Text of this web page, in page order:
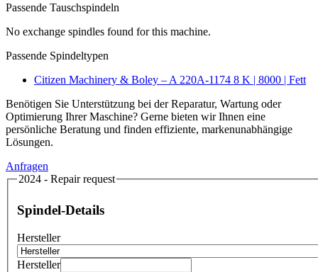
Passende Tauschspindeln
No exchange spindles found for this machine.
Passende Spindeltypen
Citizen Machinery & Boley – A 220A-1174 8 K | 8000 | Fett
Benötigen Sie Unterstützung bei der Reparatur, Wartung oder
Optimierung Ihrer Maschine? Gerne bieten wir Ihnen eine
persönliche Beratung und finden effiziente, markenunabhängige
Lösungen.
Anfragen
2024 - Repair request
Spindel-Details
Hersteller
Hersteller